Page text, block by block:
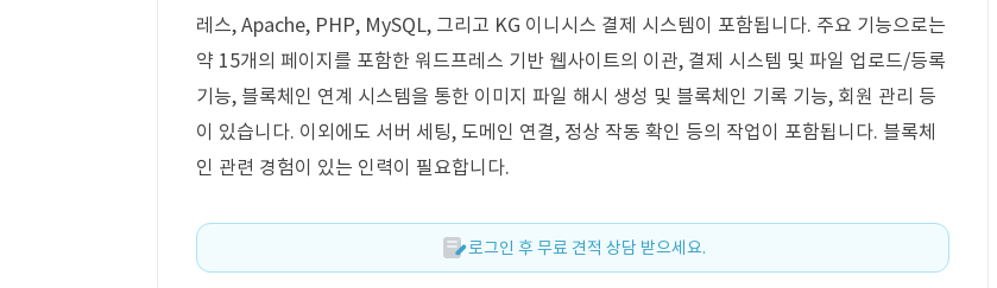
레스, Apache, PHP, MySQL, 그리고 KG 이니시스 결제 시스템이 포함됩니다. 주요 기능으로는
약 15개의 페이지를 포함한 워드프레스 기반 웹사이트의 이관, 결제 시스템 및 파일 업로드/등록
기능, 블록체인 연계 시스템을 통한 이미지 파일 해시 생성 및 블록체인 기록 기능, 회원 관리 등
이 있습니다. 이외에도 서버 세팅, 도메인 연결, 정상 작동 확인 등의 작업이 포함됩니다. 블록체
인 관련 경험이 있는 인력이 필요합니다.
로그인 후 무료 견적 상담 받으세요.